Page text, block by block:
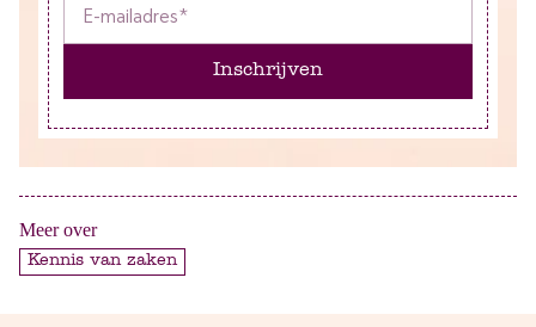
Inschrijven
Meer over
Kennis van zaken